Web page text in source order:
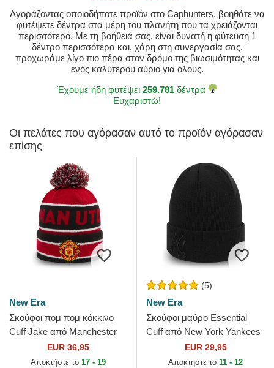
Αγοράζοντας οποιοδήποτε προϊόν στο Caphunters, βοηθάτε να
φυτέψετε δέντρα στα μέρη του πλανήτη που τα χρειάζονται
περισσότερο. Με τη βοήθειά σας, είναι δυνατή η φύτευση 1
δέντρο περισσότερα και, χάρη στη συνεργασία σας,
προχωράμε λίγο πιο πέρα στον δρόμο της βιωσιμότητας και
ενός καλύτερου αύριο για όλους.
Έχουμε ήδη φυτέψει 259.781 δέντρα
Ευχαριστώ!
Οι πελάτες που αγόρασαν αυτό το προϊόν αγόρασαν
επίσης
New Era
Σκούφοι πομ πομ κόκκινο
Cuff Jake από Manchester
United Football Club Premier
League από New Era
EUR 36,95
Αποκτήστε το 17 - 19
(5)
New Era
Σκούφοι μαύρο Essential
Cuff από New York Yankees
MLB από New Era
EUR 29,95
Αποκτήστε το 11 - 12